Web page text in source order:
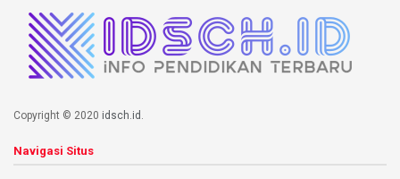
Copyright © 2020 idsch.id
Navigasi Situs